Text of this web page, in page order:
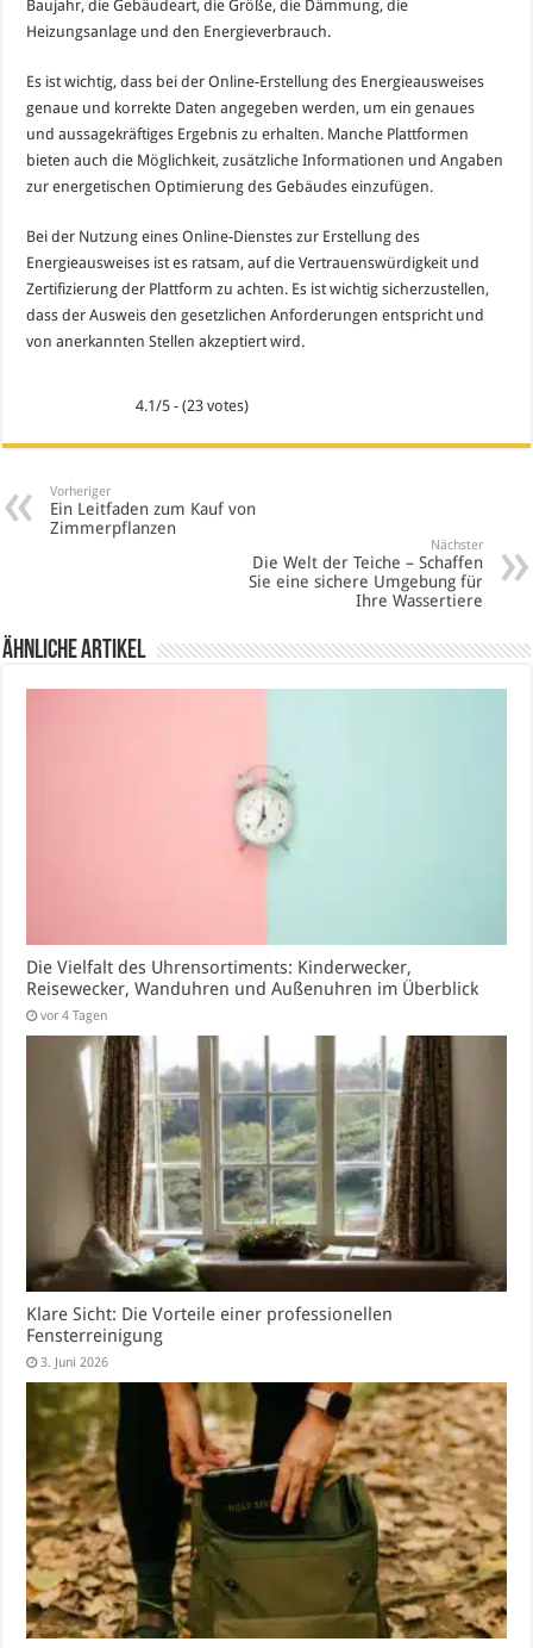
Baujahr, die Gebäudeart, die Größe, die Dämmung, die
Heizungsanlage und den Energieverbrauch.
Es ist wichtig, dass bei der Online-Erstellung des Energieausweises
genaue und korrekte Daten angegeben werden, um ein genaues
und aussagekräftiges Ergebnis zu erhalten. Manche Plattformen
bieten auch die Möglichkeit, zusätzliche Informationen und Angaben
zur energetischen Optimierung des Gebäudes einzufügen.
Bei der Nutzung eines Online-Dienstes zur Erstellung des
Energieausweises ist es ratsam, auf die Vertrauenswürdigkeit und
Zertifizierung der Plattform zu achten. Es ist wichtig sicherzustellen,
dass der Ausweis den gesetzlichen Anforderungen entspricht und
von anerkannten Stellen akzeptiert wird.
4.1/5 - (23 votes)
Vorheriger
Ein Leitfaden zum Kauf von
Zimmerpflanzen
Nächster
Die Welt der Teiche – Schaffen
Sie eine sichere Umgebung für
Ihre Wassertiere
Ähnliche Artikel
Die Vielfalt des Uhrensortiments: Kinderwecker,
Reisewecker, Wanduhren und Außenuhren im Überblick
vor 4 Tagen
Klare Sicht: Die Vorteile einer professionellen
Fensterreinigung
3. Juni 2026